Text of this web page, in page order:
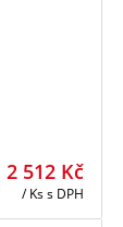
2 512 Kč
/ Kss DPH